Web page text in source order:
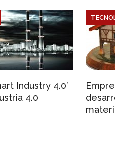
Industry 4.0’
4.0